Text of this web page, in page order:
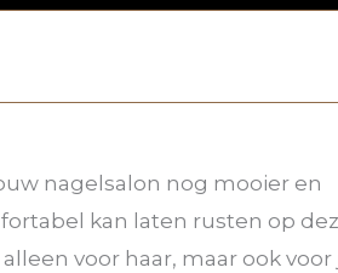
nagelsalon nog mooier en
kan laten rusten op
voor haar, maar ook voor